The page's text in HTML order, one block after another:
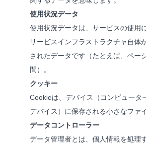
使用状況データ
使用状況データは、サービスの使用
サービスインフラストラクチャ自体
されたデータです（たとえば、ペー
間）。
クッキー
Cookieは、デバイス（コンピュータ
デバイス）に保存される小さなファ
データコントローラー
データ管理者とは、個人情報を処理